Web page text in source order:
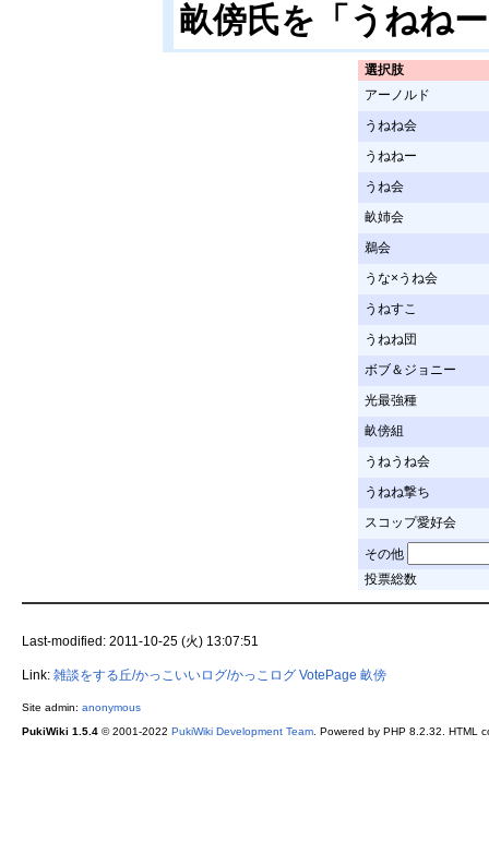
畝傍氏を「うねね
選択肢
アーノルド
うねね会
うねねー
うね会
畝姉会
鵜会
うな×うね会
うねすこ
うねね団
ボブ＆ジョニー
光最強種
畝傍組
うねうね会
うねね撃ち
スコップ愛好会
その他
投票総数
Last-modified: 2011-10-25 (火) 13:07:51
Link: 雑談をする丘/かっこいいログ/かっこログ VotePage 畝傍
Site admin: anonymous
PukiWiki 1.5.4© 2001-2022 PukiWiki Development Team. Powered by PHP 8.2.32. HTML